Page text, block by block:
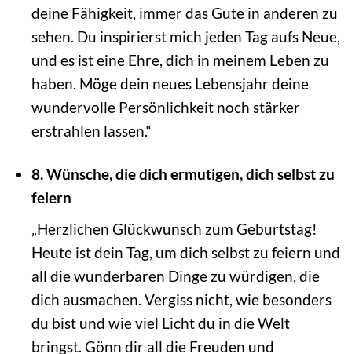
deine Fähigkeit, immer das Gute in anderen zu
sehen. Du inspirierst mich jeden Tag aufs Neue,
und es ist eine Ehre, dich in meinem Leben zu
haben. Möge dein neues Lebensjahr deine
wundervolle Persönlichkeit noch stärker
erstrahlen lassen.“
8. Wünsche, die dich ermutigen, dich selbst zu
feiern
„Herzlichen Glückwunsch zum Geburtstag!
Heute ist dein Tag, um dich selbst zu feiern und
all die wunderbaren Dinge zu würdigen, die
dich ausmachen. Vergiss nicht, wie besonders
du bist und wie viel Licht du in die Welt
bringst. Gönn dir all die Freuden und